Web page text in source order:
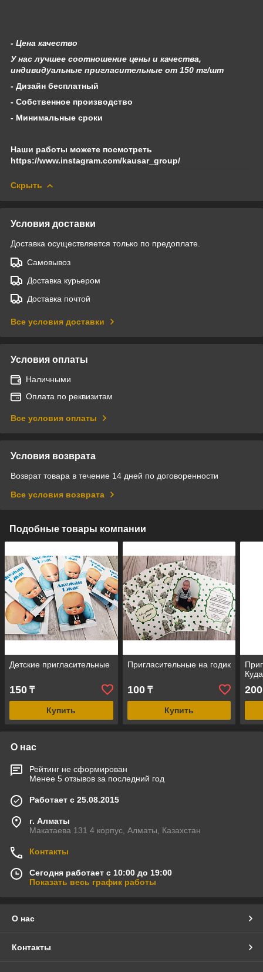
- Цена качество
У нас лучшее соотношение цены и качества,
индивидуальные пригласительные от 150 тг/шт
- Дизайн бесплатный
- Собственное производство
- Минимальные сроки
Наши работы можете посмотреть
https://www.instagram.com/kausar_group/
Скрыть
Условия доставки
Доставка осуществляется только по предоплате.
Самовывоз
Доставка курьером
Доставка почтой
Все условия доставки
Условия оплаты
Наличными
Оплата по реквизитам
Все условия оплаты
Условия возврата
Возврат товара в течение 14 дней по договоренности
Все условия возврата
Подобные товары компании
Детские пригласительные
150 ₸
Купить
Пригласительные на годик
100₸
Купить
200
О нас
Рейтинг не сформирован
Менее 5 отзывов за последний год
Работает с 25.08.2015
г. Алматы
Макатаева 131 4 корпус, Алматы, Казахстан
Контакты
Сегодня работает с 10:00 до 19:00
Показать весь график работы
О нас
Контакты